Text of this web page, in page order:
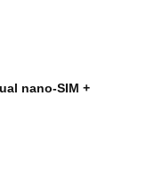
nano-SIM +